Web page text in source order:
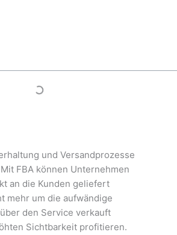
und Versandprozesse
FBA können Unternehmen
an die Kunden geliefert
mehr um die aufwändige
den Service verkauft
Sichtbarkeit profitieren.